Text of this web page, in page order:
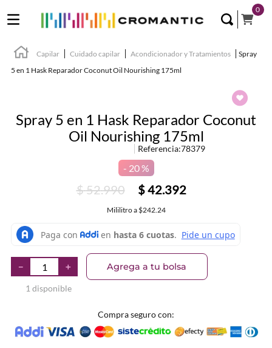
0
Capilar Cuidado capilar Acondicionador y Tratamientos
Spray
5 en 1 Hask Reparador Coconut Oil Nourishing 175ml
Spray 5 en 1 Hask Reparador Coconut
Oil Nourishing 175ml
Referencia:78379
20 %
$52.990 $42.392
Mililitroa $242.24
＋
－
1 disponible
Agrega a tu bolsa
Compra seguro con: